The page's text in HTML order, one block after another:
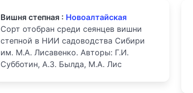
Вишня степная : Новоалтайская
Сорт отобран среди сеянцев вишни
степной в НИИ садоводства Сибири
им. М.А. Лисавенко. Авторы: Г.И.
Субботин, А.З. Былда, М.А. Лис